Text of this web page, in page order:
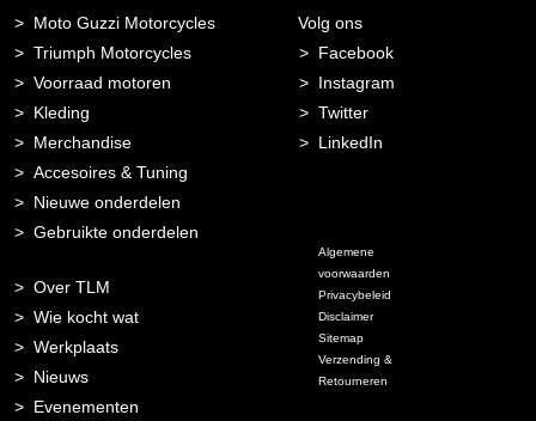
Moto Guzzi Motorcycles
Triumph Motorcycles
Voorraad motoren
Kleding
Merchandise
Accesoires & Tuning
Nieuwe onderdelen
Gebruikte onderdelen
Over TLM
Wie kocht wat
Werkplaats
Nieuws
Evenementen
Volg ons
Facebook
Instagram
Twitter
LinkedIn
Algemene
voorwaarden
Privacybeleid
Disclaimer
Sitemap
Verzending &
Retourneren